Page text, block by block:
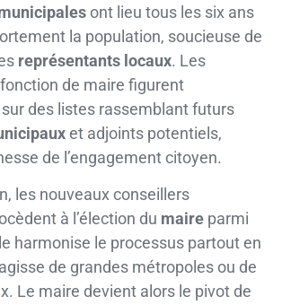
ont lieu tous les six ans
la population, soucieuse de
représentants locaux. Les
de maire figurent
des listes rassemblant futurs
et adjoints potentiels,
de l’engagement citoyen.
les nouveaux conseillers
à l’élection du maire parmi
harmonise le processus partout en
de grandes métropoles ou de
Le maire devient alors le pivot de